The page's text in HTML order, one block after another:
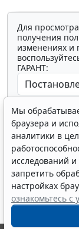
Для просмотра
получения
изменениях и
ГАРАНТ:
Мы
браузера и
аналитики в
исследований
запретить
настройках
ознакомьтесь с